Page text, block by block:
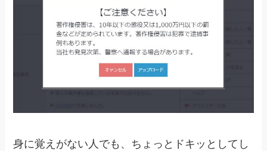
身に覚えがない人でも、ちょっとドキッとしてし